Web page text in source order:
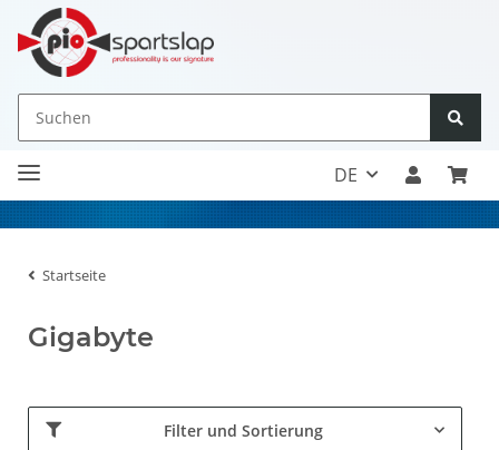
DE
Startseite
Gigabyte
Filter und Sortierung